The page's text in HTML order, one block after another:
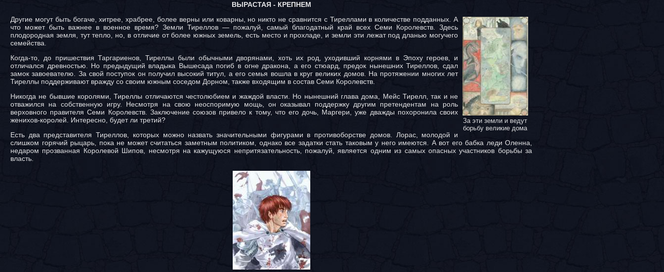
ВЫРАСТАЯ - КРЕПНЕМ
За эти земли и ведут
борьбу великие дома
Другие могут быть богаче, хитрее, храбрее, более верны или коварны, но никто не сравнится с Тиреллами в количестве подданных. А
что может быть важнее в военное время? Земли Тиреллов — пожалуй, самый благодатный край всех Семи Королевств. Здесь
плодородная земля, тут тепло, но, в отличие от более южных земель, есть место и прохладе, и земли эти лежат под дланью могучего
семейства.
Когда-то, до пришествия Таргариенов, Тиреллы были обычными дворянами, хоть их род, уходивший корнями в Эпоху героев, и
отличался древностью. Но предыдущий владыка Вышесада погиб в огне дракона, а его стюард, предок нынешних Тиреллов, сдал
замок завоевателю. За свой поступок он получил высокий титул, а его семья вошла в круг великих домов. На протяжении многих лет
Тиреллы поддерживают вражду со своим южным соседом Дорном, также входящим в состав Семи Королевств.
Никогда не бывшие королями, Тиреллы отличаются честолюбием и жаждой власти. Но нынешний глава дома, Мейс Тирелл, так и не
отважился на собственную игру. Несмотря на свою неоспоримую мощь, он оказывал поддержку другим претендентам на роль
верховного правителя Семи Королевств. Заключение союзов привело к тому, что его дочь, Маргери, уже дважды похоронила своих
женихов-королей. Интересно, будет ли третий?
Есть два представителя Тиреллов, которых можно назвать значительными фигурами в противоборстве домов. Лорас, молодой и
слишком горячий рыцарь, пока не может считаться заметным политиком, однако все задатки стать таковым у него имеются. А вот его бабка леди Оленна,
недаром прозванная Королевой Шипов, несмотря на кажущуюся непритязательность, пожалуй, является одним из самых опасных участников борьбы за
власть.